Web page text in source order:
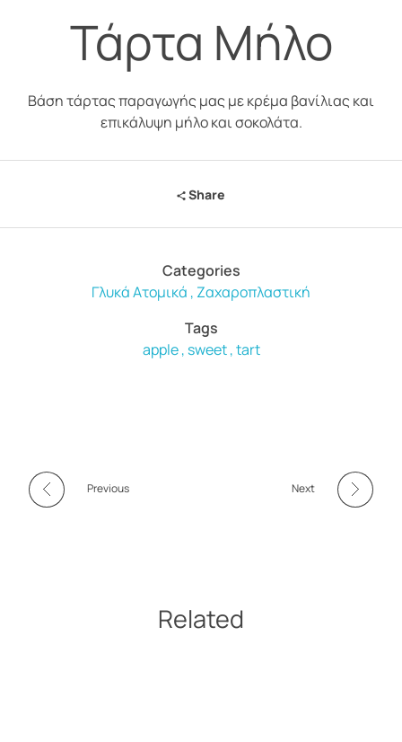
Τάρτα Mήλο
Βάση τάρτας παραγωγής μας με κρέμα βανίλιας και
επικάλυψη μήλο και σοκολάτα.
Share
Categories
Γλυκά Ατομικά Ζαχαροπλαστική
Tags
apple sweet tart
Previous Next
Related